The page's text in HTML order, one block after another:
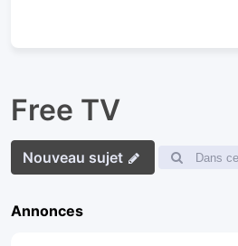
Free TV
Nouveau sujet
Annonces